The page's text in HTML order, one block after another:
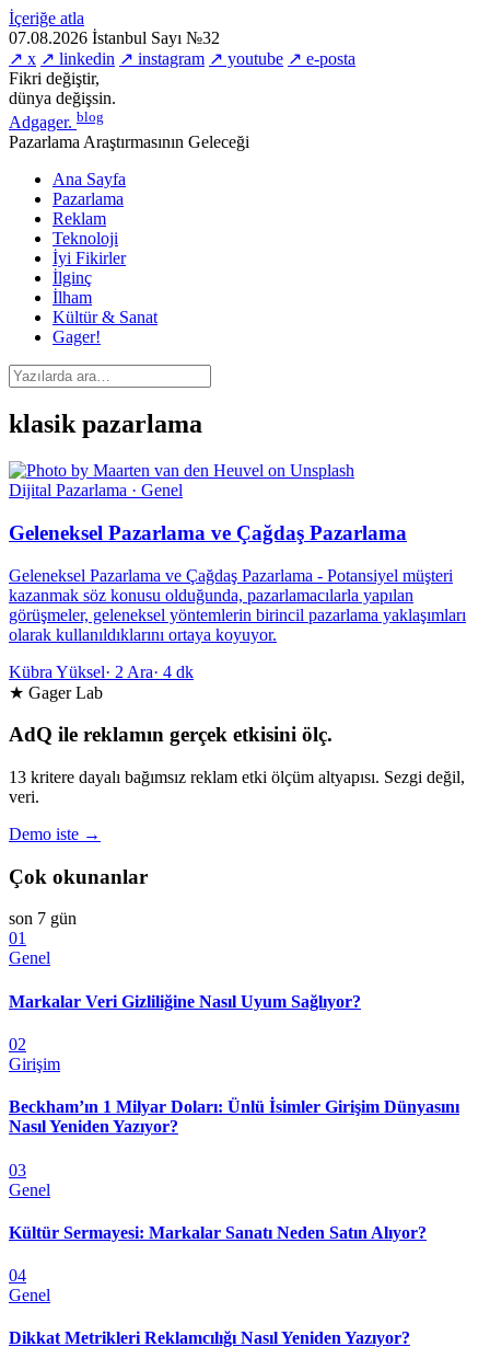
İçeriğe atla
07.08.2026 İstanbul Sayı №32
↗ x ↗ linkedin ↗ instagram ↗ youtube ↗ e-posta
Fikri değiştir,
dünya değişsin.
Adgager. blog
Pazarlama Araştırmasının Geleceği
Ana Sayfa
Pazarlama
Reklam
Teknoloji
İyi Fikirler
İlginç
İlham
Kültür & Sanat
Gager!
klasik pazarlama
Dijital Pazarlama · Genel
Geleneksel Pazarlama ve Çağdaş Pazarlama
Geleneksel Pazarlama ve Çağdaş Pazarlama - Potansiyel müşteri
kazanmak söz konusu olduğunda, pazarlamacılarla yapılan
görüşmeler, geleneksel yöntemlerin birincil pazarlama yaklaşımları
olarak kullanıldıklarını ortaya koyuyor.
Kübra Yüksel· 2 Ara· 4 dk
★ Gager Lab
AdQ ile reklamın gerçek etkisini ölç.
13 kritere dayalı bağımsız reklam etki ölçüm altyapısı. Sezgi değil,
veri.
Demo iste →
Çok okunanlar
son 7 gün
01
Genel
Markalar Veri Gizliliğine Nasıl Uyum Sağlıyor?
02
Girişim
Beckham’ın 1 Milyar Doları: Ünlü İsimler Girişim Dünyasını
Nasıl Yeniden Yazıyor?
03
Genel
Kültür Sermayesi: Markalar Sanatı Neden Satın Alıyor?
04
Genel
Dikkat Metrikleri Reklamcılığı Nasıl Yeniden Yazıyor?